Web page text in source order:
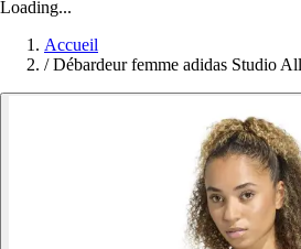
Loading...
Accueil
/ Débardeur femme adidas Studio